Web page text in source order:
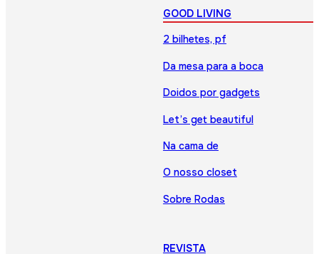
GOOD LIVING
2 bilhetes, pf
Da mesa para a boca
Doidos por gadgets
Let’s get beautiful
Na cama de
O nosso closet
Sobre Rodas
REVISTA